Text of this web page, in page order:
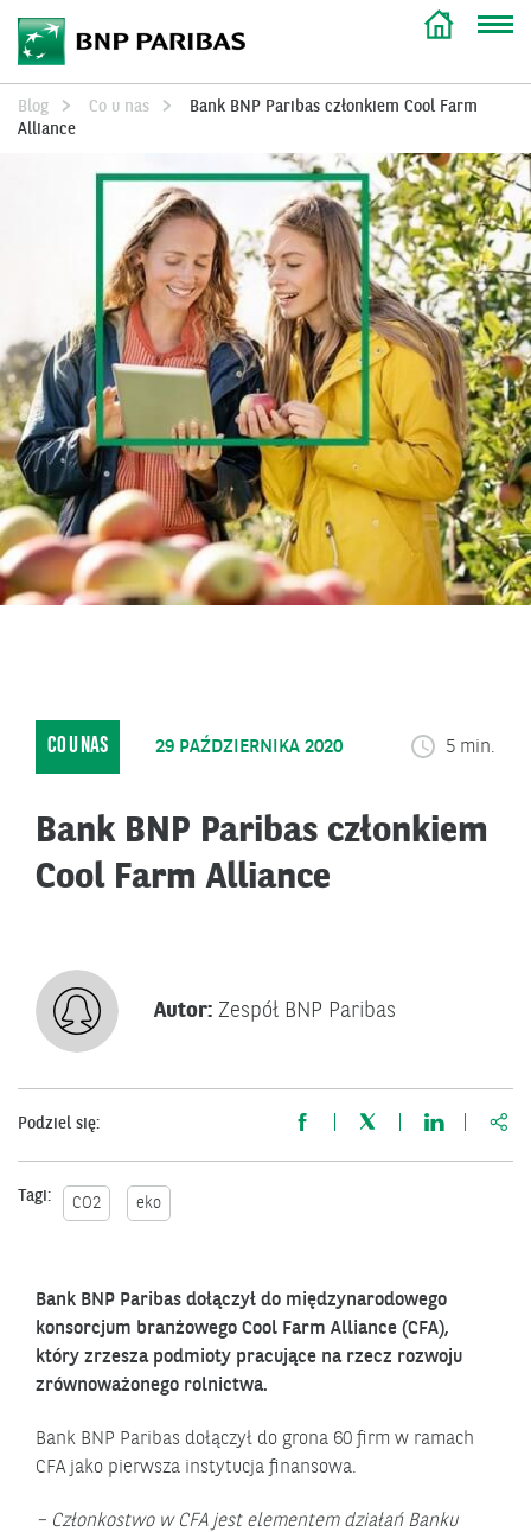
Blog Co u nas
Bank BNP Paribas członkiem Cool Farm
Alliance
CO U NAS 29 PAŹDZIERNIKA 2020 5 min.
Bank BNP Paribas członkiem
Cool Farm Alliance
Autor: Zespół BNP Paribas
Tagi: CO2 eko
Podziel się:
Bank BNP Paribas dołączył do międzynarodowego
konsorcjum branżowego Cool Farm Alliance (CFA),
który zrzesza podmioty pracujące na rzecz rozwoju
zrównoważonego rolnictwa.
Bank BNP Paribas dołączył do grona 60 firm w ramach
CFA jako pierwsza instytucja finansowa.
– Członkostwo w CFA jest elementem działań Banku